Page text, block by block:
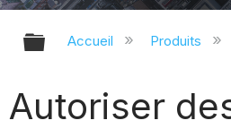
Développer/
Accueil Produits
Autoriser